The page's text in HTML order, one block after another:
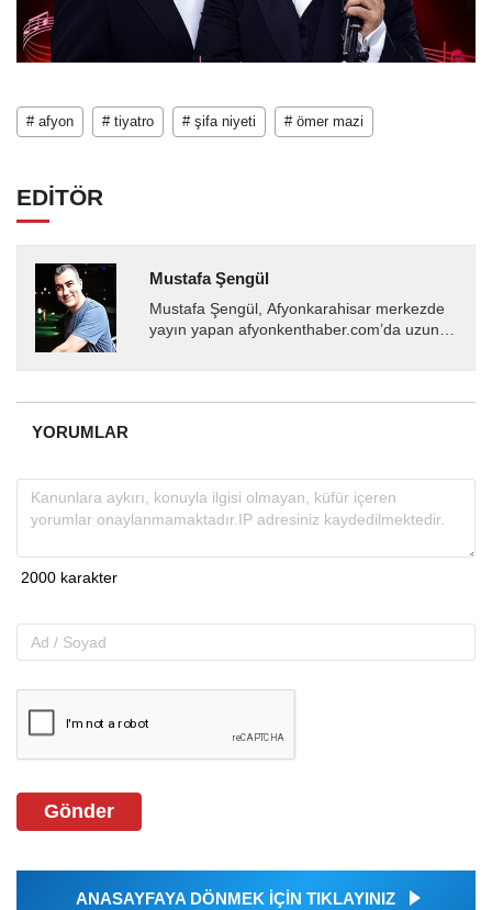
# afyon # tiyatro # şifa niyeti # ömer mazi
EDİTÖR
Mustafa Şengül
Mustafa Şengül, Afyonkarahisar merkezde
yayın yapan afyonkenthaber.com’da uzun
almakta, haber akışı...
YORUMLAR
Gönder
ANASAYFAYA DÖNMEK İÇİN TIKLAYINIZ